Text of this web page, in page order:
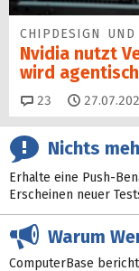
CHIPDESIGN
Nvidia nutzt
wird agentisch
23 Kommentare
Nichts
Erhalte eine Push-
Erscheinen neuer
Warum
ComputerBase